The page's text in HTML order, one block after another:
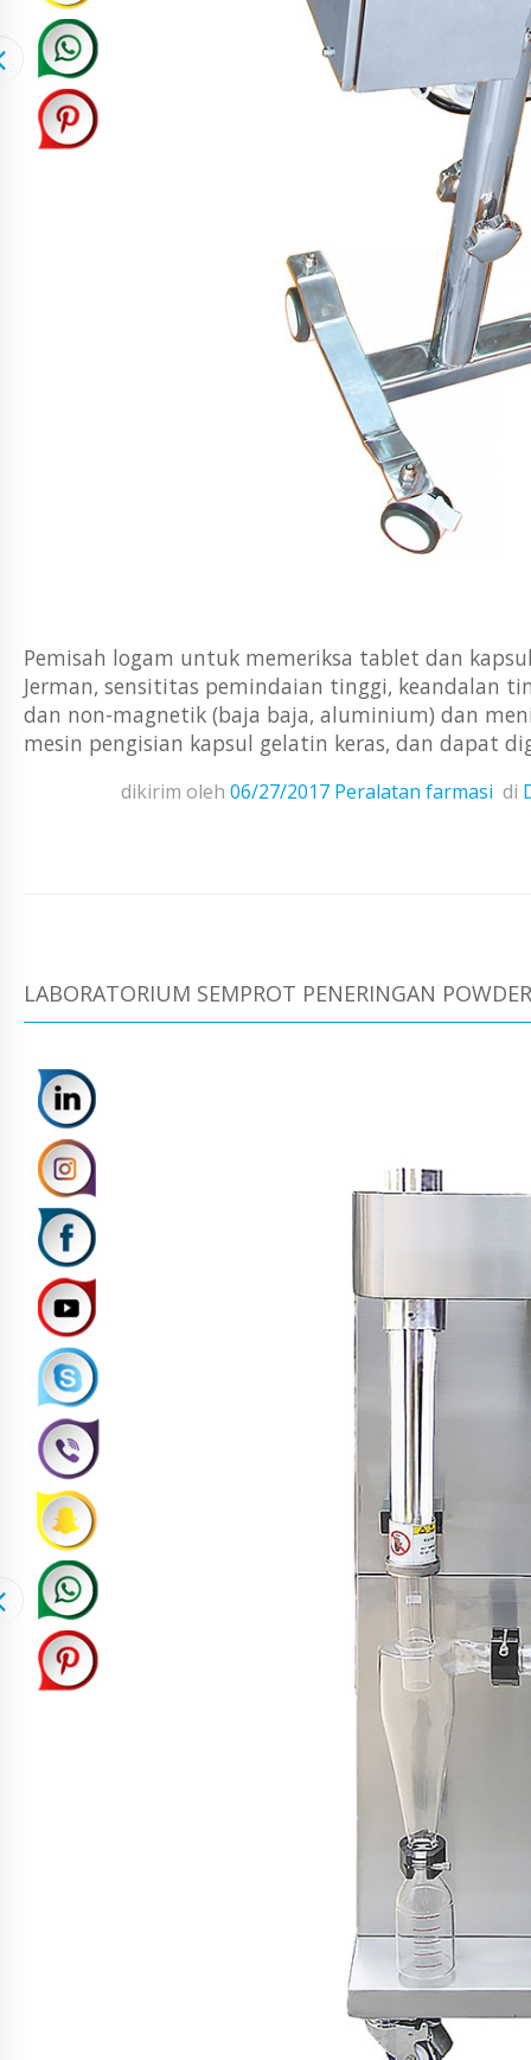
Pemisah logam untuk memeriksa tablet dan
Jerman, sensititas pemindaian tinggi, keandalan
dan non-magnetik (baja baja, aluminium) dan
mesin pengisian kapsul gelatin keras, dan dapat
dikirim oleh 06/27/2017 Peralatan farmasi di
LABORATORIUM SEMPROT PENERINGAN